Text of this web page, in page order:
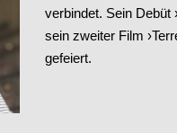
verbindet. Sein Debüt
sein zweiter Film
gefeiert.